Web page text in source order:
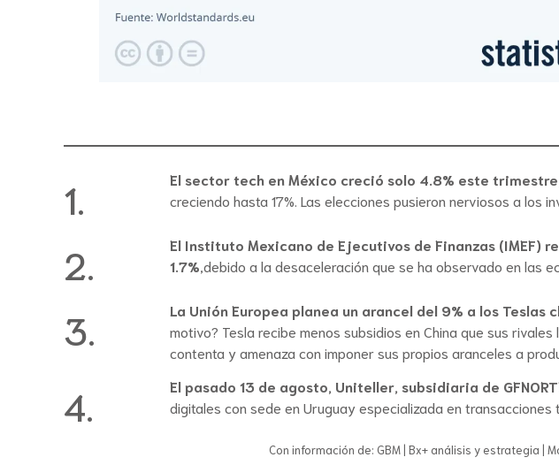
1. El sector tech en México creció solo 4.8% este trimestre
creciendo hasta 17%. Las elecciones pusieron nerviosos a los
2.
El Instituto Mexicano de Ejecutivos de Finanzas
1.7% ,debido a la desaceleración que se ha observado en las
3. La Unión Europea planea un arancel del 9% a los
motivo? Tesla recibe menos subsidios en China que sus
contenta y amenaza con imponer sus propios aranceles a
4. El pasado 13 de agosto, Uniteller, subsidiaria de
digitales con sede en Uruguay especializada en
Con información de: GBM | Bx+ análisis y estrategia |